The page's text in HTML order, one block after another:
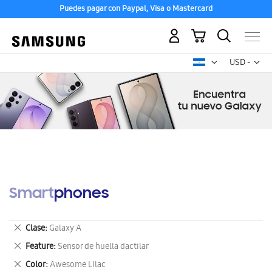
Puedes pagar con Paypal, Visa o Mastercard
USD -
dólar
Mi carrito
Smartphones
Clase Galaxy A
Eliminar
este
artículo
Feature Sensor de huella dactilar
Eliminar
este
Color Awesome Lilac
Eliminar